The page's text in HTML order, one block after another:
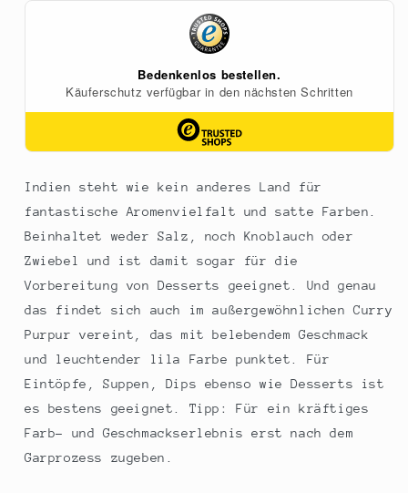
Indien steht wie kein anderes Land für
fantastische Aromenvielfalt und satte Farben.
Beinhaltet weder Salz, noch Knoblauch oder
Zwiebel und ist damit sogar für die
Vorbereitung von Desserts geeignet. Und genau
das findet sich auch im außergewöhnlichen Curry
Purpur vereint, das mit belebendem Geschmack
und leuchtender lila Farbe punktet. Für
Eintöpfe, Suppen, Dips ebenso wie Desserts ist
es bestens geeignet. Tipp: Für ein kräftiges
Farb- und Geschmackserlebnis erst nach dem
Garprozess zugeben.